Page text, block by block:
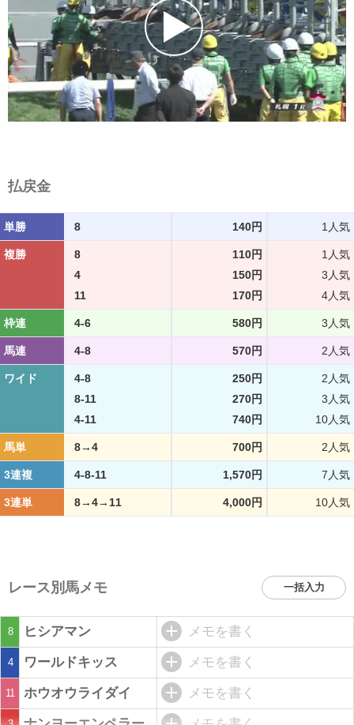
払戻金
単勝 8 140円 1人気
複勝 8 110円
1人気
4
150円
3人気
11
170円 4人気
枠連 4-6 580円 3人気
馬連 4-8 570円 2人気
ワイド 4-8 250円
2人気
8-11
270円
3人気
4-11
740円 10人気
馬単 8→4 700円 2人気
3連複 4-8-11 1,570円 7人気
3連単 8→4→11 4,000円 10人気
レース別馬メモ 一括入力
8 ヒシアマン メモを書く
4 ワールドキッス メモを書く
11 ホウオウライダイ メモを書く